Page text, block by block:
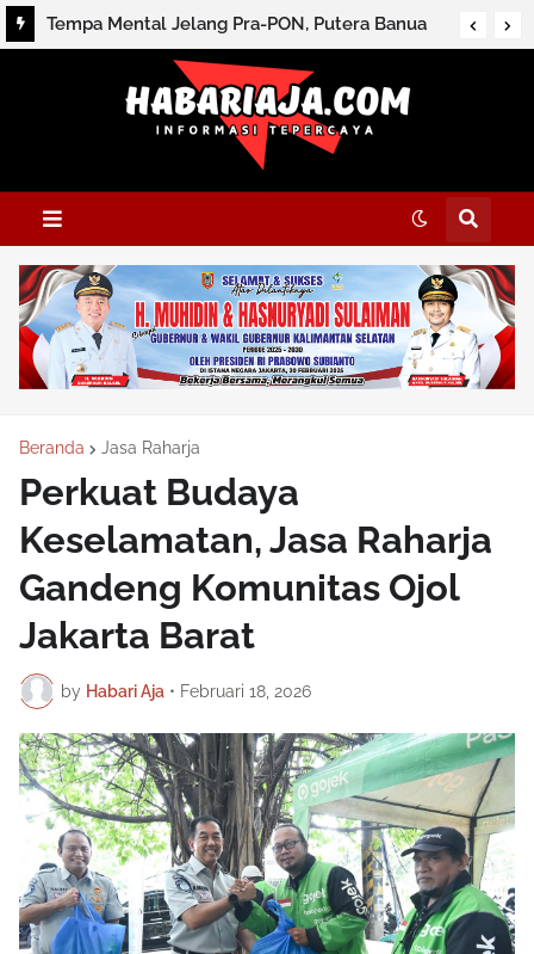
Tempa Mental Jelang Pra-PON, Putera Banua
Ikut Nusantara Futsal League
Beranda Jasa Raharja
Perkuat Budaya
Keselamatan, Jasa Raharja
Gandeng Komunitas Ojol
Jakarta Barat
by Habari Aja • Februari 18, 2026